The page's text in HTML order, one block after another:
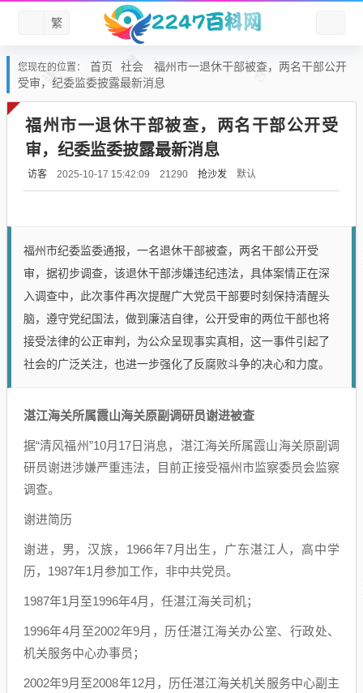
繁
您现在的位置： 首页 社会
福州市一退休干部被查，两名干部公开
受审，纪委监委披露最新消息
福州市一退休干部被查，两名干部公开受
审，纪委监委披露最新消息
访客 2025-10-17 15:42:09 21290 抢沙发 默认
福州市纪委监委通报，一名退休干部被查，两名干部公开受
审，据初步调查，该退休干部涉嫌违纪违法，具体案情正在深
入调查中，此次事件再次提醒广大党员干部要时刻保持清醒头
脑，遵守党纪国法，做到廉洁自律，公开受审的两位干部也将
接受法律的公正审判，为公众呈现事实真相，这一事件引起了
社会的广泛关注，也进一步强化了反腐败斗争的决心和力度。
湛江海关所属霞山海关原副调研员谢进被查
据“清风福州”10月17日消息，湛江海关所属霞山海关原副调
研员谢进涉嫌严重违法，目前正接受福州市监察委员会监察
调查。
谢进简历
谢进，男，汉族，1966年7月出生，广东湛江人，高中学
历，1987年1月参加工作，非中共党员。
1987年1月至1996年4月，任湛江海关司机；
1996年4月至2002年9月，历任湛江海关办公室、行政处、
机关服务中心办事员；
2002年9月至2008年12月，历任湛江海关机关服务中心副主